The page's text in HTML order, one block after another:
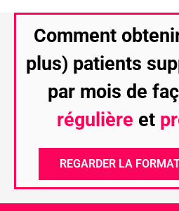
Comment
plus) patients
par mois de
régulière et
REGARDER LA